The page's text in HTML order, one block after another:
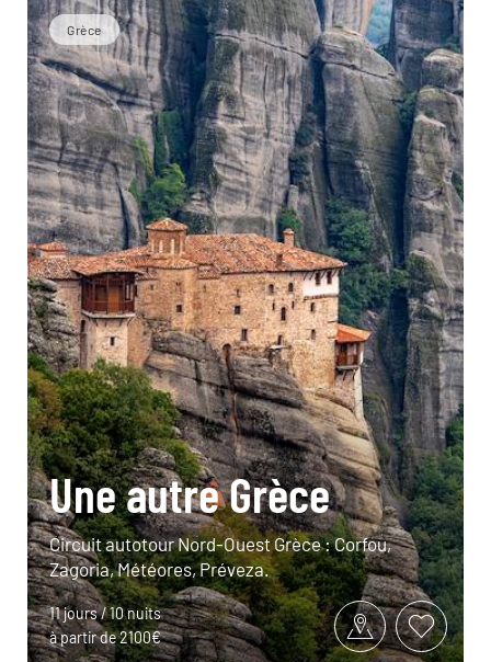
Grèce
Une autre Grèce
Circuit autotour Nord-Ouest Grèce : Corfou,
Zagoria, Météores, Préveza.
11 jours / 10 nuits
à partir de 2100€